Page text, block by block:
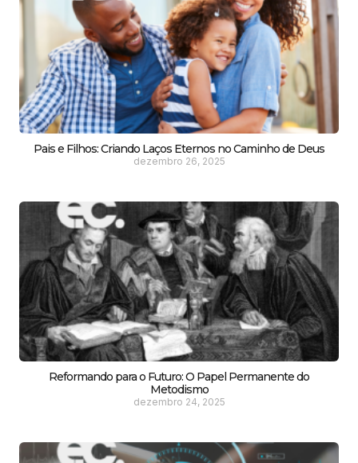
Pais e Filhos: Criando Laços Eternos no Caminho de Deus
dezembro 26, 2025
Reformando para o Futuro: O Papel Permanente do
Metodismo
dezembro 24, 2025